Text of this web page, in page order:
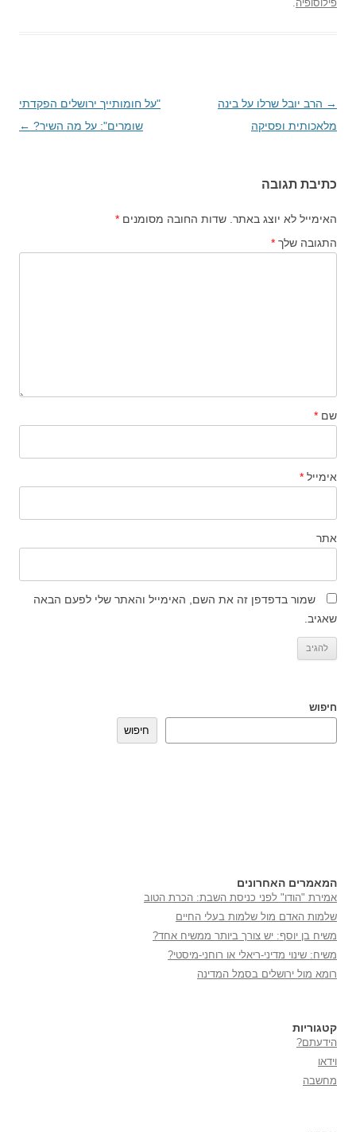
פילוסופיה
ניווט
בפוסטים
→ הרב יובל שרלו על בינה
מלאכותית ופסיקה
"על חומותייך ירושלים הפקדתי
שומרים": על מה השיר? ←
כתיבת תגובה
האימייל לא יוצג באתר. שדות החובה מסומנים *
התגובה שלך *
שם *
אימייל *
אתר
שמור בדפדפן זה את השם, האימייל והאתר שלי לפעם הבאה
שאגיב.
חיפוש
חיפוש
המאמרים האחרונים
אמירת "הודו" לפני כניסת השבת: הכרת הטוב
שלמות האדם מול שלמות בעלי החיים
משיח בן יוסף: יש צורך ביותר ממשיח אחד?
משיח: שינוי מדיני-ריאלי או רוחני-מיסטי?
רומא מול ירושלים בסמל המדינה
קטגוריות
הידעתם?
וידאו
מחשבה